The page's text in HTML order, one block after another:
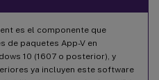
es el componente que
de paquetes App-V en
10 (1607 o posterior), y
ya incluyen este software